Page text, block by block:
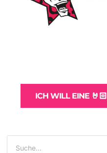
ICH WILL EINE 🤘🏻